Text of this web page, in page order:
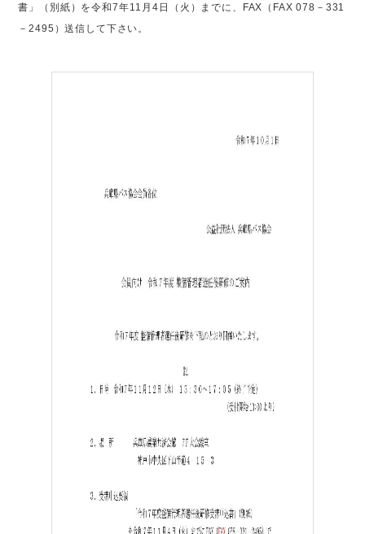
書」（別紙）を令和7年11月4日（火）までに、FAX（FAX 078－331
－2495）送信して下さい。